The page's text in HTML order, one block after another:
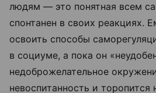
людям — это понятная всем
спонтанен в своих реакциях.
освоить способы
в социуме, а пока он
недоброжелательное
невоспитанность и торопится